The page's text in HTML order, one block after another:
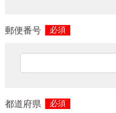
郵便番号 必須
都道府県 必須